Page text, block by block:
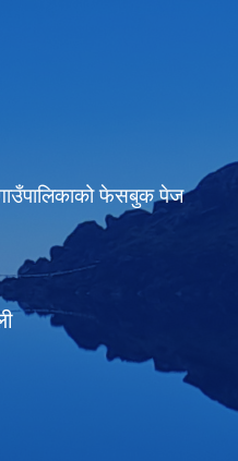
फेसबुक पेज